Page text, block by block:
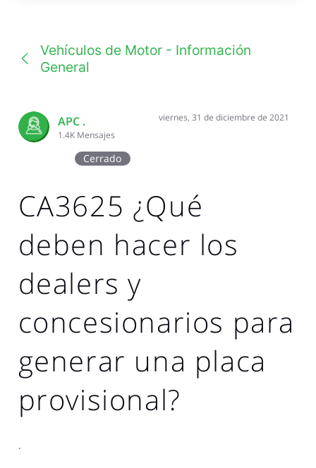
Vehículos de Motor - Información
General
APC .
1.4K Mensajes
viernes, 31 de diciembre de 2021
Cerrado
CA3625 ¿Qué
deben hacer los
dealers y
concesionarios para
generar una placa
provisional?
.